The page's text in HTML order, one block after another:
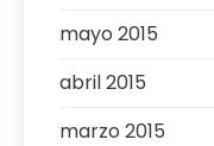
mayo 2015
abril 2015
marzo 2015